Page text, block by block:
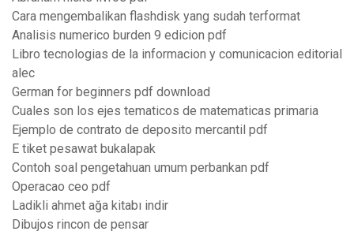
Cara mengembalikan flashdisk yang sudah terformat
Analisis numerico burden 9 edicion pdf
Libro tecnologias de la informacion y comunicacion editorial
alec
German for beginners pdf download
Cuales son los ejes tematicos de matematicas primaria
Ejemplo de contrato de deposito mercantil pdf
E tiket pesawat bukalapak
Contoh soal pengetahuan umum perbankan pdf
Operacao ceo pdf
Ladikli ahmet ağa kitabı indir
Dibujos rincon de pensar